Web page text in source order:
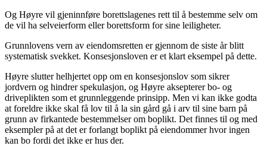
Og Høyre vil gjeninnføre borettslagenes rett til å bestemme selv om
de vil ha selveierform eller borettsform for sine leiligheter.
Grunnlovens vern av eiendomsretten er gjennom de siste år blitt
systematisk svekket. Konsesjonsloven er et klart eksempel på dette.
Høyre slutter helhjertet opp om en konsesjonslov som sikrer
jordvern og hindrer spekulasjon, og Høyre aksepterer bo- og
driveplikten som et grunnleggende prinsipp. Men vi kan ikke godta
at foreldre ikke skal få lov til å la sin gård gå i arv til sine barn på
grunn av firkantede bestemmelser om boplikt. Det finnes til og med
eksempler på at det er forlangt boplikt på eiendommer hvor ingen
kan bo fordi det ikke er hus der.